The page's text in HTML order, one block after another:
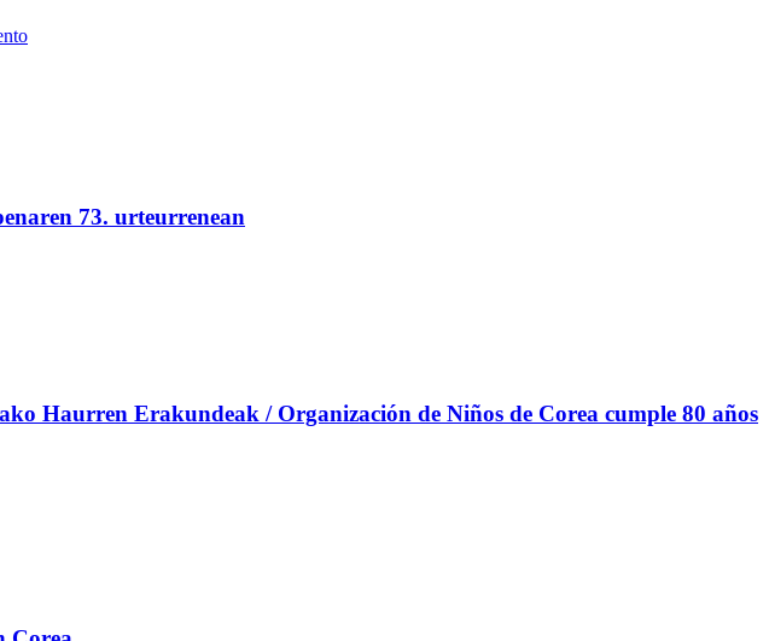
73. urteurrenean
Haurren Erakundeak / Organización de Niños de Corea cumple 80 años